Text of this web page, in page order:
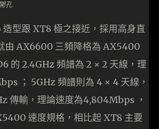
孔
型跟 XT8 極之接近，採用高身直
由 AX6600 三頻降格為 AX5400
的 2.4GHz 頻譜為 2 × 2 天線，理
； 5GHz 頻譜則為 4 × 4 天線，
傳輸，理論速度為4,804Mbps ，
速度規格，相比起 XT8 主要